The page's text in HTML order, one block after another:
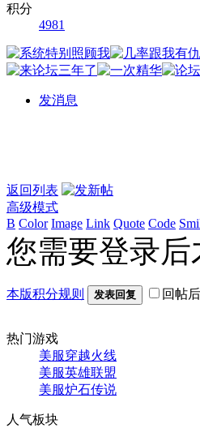
积分
4981
发消息
返回列表
高级模式
B Color Image Link Quote Code
您需要登录
本版积分规则 发表回复 回帖
热门游戏
美服穿越火线
美服英雄联盟
美服炉石传说
人气板块